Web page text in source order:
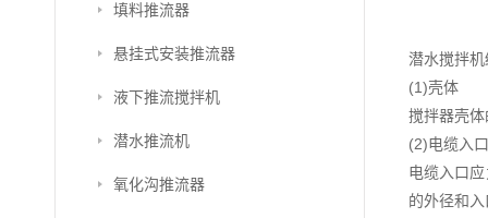
填料推流器
悬挂式安装推流器
液下推流搅拌机
潜水推流机
氧化沟推流器
潜水搅拌
(1)壳体
搅拌器壳
(2)电缆入
电缆入口
的外径和